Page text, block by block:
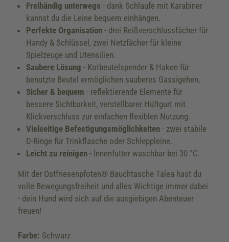
Freihändig unterwegs - dank Schlaufe mit Karabiner
kannst du die Leine bequem einhängen.
Perfekte Organisation - drei Reißverschlussfächer für
Handy & Schlüssel, zwei Netzfächer für kleine
Spielzeuge und Utensilien.
Saubere Lösung - Kotbeutelspender & Haken für
benutzte Beutel ermöglichen sauberes Gassigehen.
Sicher & bequem - reflektierende Elemente für
bessere Sichtbarkeit, verstellbarer Hüftgurt mit
Klickverschluss zur einfachen flexiblen Nutzung.
Vielseitige Befestigungsmöglichkeiten - zwei stabile
D-Ringe für Trinkflasche oder Schleppleine.
Leicht zu reinigen - Innenfutter waschbar bei 30 °C.
Mit der Ostfriesenpfoten® Bauchtasche Talea hast du
volle Bewegungsfreiheit und alles Wichtige immer dabei
- dein Hund wird sich auf die ausgiebigen Abenteuer
freuen!
Farbe: Schwarz